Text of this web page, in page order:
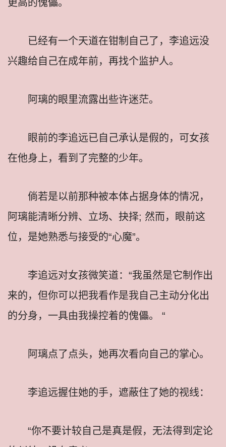
更高的傀儡。
已经有一个天道在钳制自己了，李追远没
兴趣给自己在成年前，再找个监护人。
阿璃的眼里流露出些许迷茫。
眼前的李追远已自己承认是假的，可女孩
在他身上，看到了完整的少年。
倘若是以前那种被本体占据身体的情况，
阿璃能清晰分辨、立场、抉择; 然而，眼前这
位，是她熟悉与接受的“心魔”。
李追远对女孩微笑道：“我虽然是它制作出
来的，但你可以把我看作是我自己主动分化出
的分身，一具由我操控着的傀儡。 “
阿璃点了点头，她再次看向自己的掌心。
李追远握住她的手，遮蔽住了她的视线：
“你不要计较自己是真是假，无法得到定论